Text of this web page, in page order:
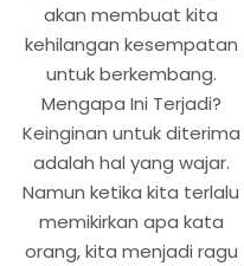
akan membuat kita
kehilangan kesempatan
untuk berkembang.
Mengapa Ini Terjadi?
Keinginan untuk diterima
adalah hal yang wajar.
Namun ketika kita terlalu
memikirkan apa kata
orang, kita menjadi ragu